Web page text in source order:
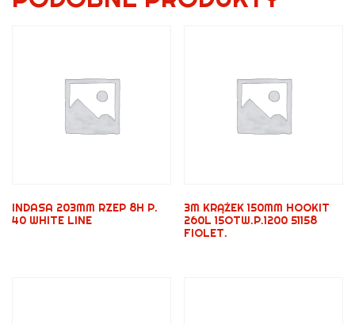
INDASA 203MM RZEP 8H P.
40 WHITE LINE
3M KRĄŻEK 150MM HOOKIT
260L 15OTW.P.1200 51158
FIOLET.